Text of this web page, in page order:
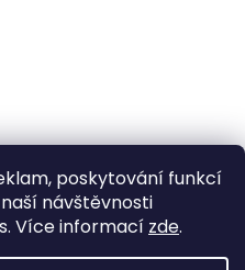
poskytování funkcí
návštěvnosti
Více informací zde.
údajů